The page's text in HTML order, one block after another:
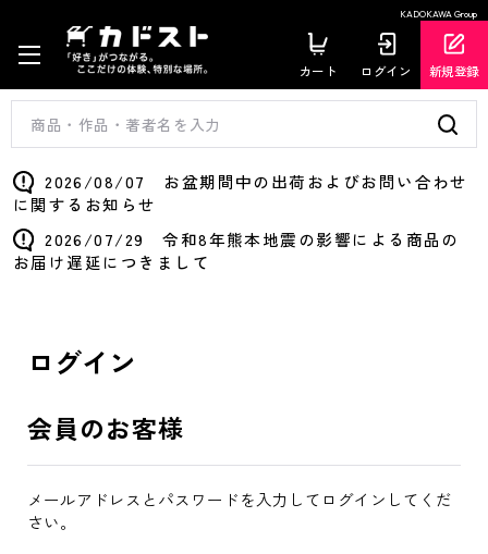
KADOKAWA Group
カート ログイン 新規登録
2026/08/07 お盆期間中の出荷およびお問い合わせ
に関するお知らせ
2026/07/29 令和8年熊本地震の影響による商品の
お届け遅延につきまして
ログイン
会員のお客様
メールアドレスとパスワードを入力してログインしてくだ
さい。